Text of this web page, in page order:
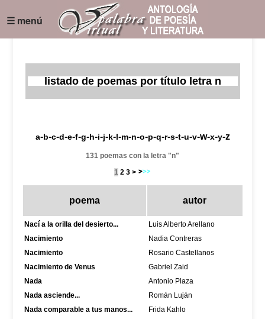
☰ menú
listado de poemas por título letra n
a-b-c-d-e-f-g-h-i-j-k-l-m-n-o-p-q-r-s-t-u-v-w-x-y-z
131 poemas con la letra "n"
1 2 3 >
poema autor
Nací a la orilla del desierto...
Luis Alberto Arellano
Nacimiento
Nadia Contreras
Nacimiento
Rosario Castellanos
Nacimiento de Venus
Gabriel Zaid
Nada
Antonio Plaza
Nada asciende...
Román Luján
Nada comparable a tus manos...
Frida Kahlo